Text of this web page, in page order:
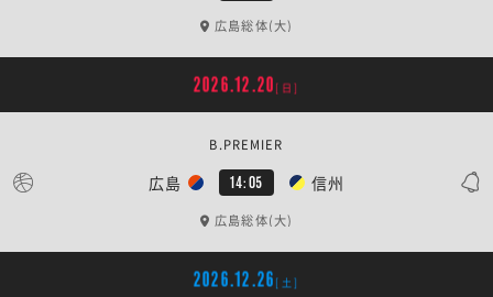
広島総体(大)
2026.12.20 [日]
広島 14:05 信州
B.PREMIER
広島総体(大)
2026.12.26 [土]